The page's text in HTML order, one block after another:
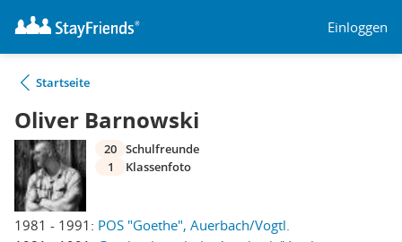
Einloggen
Startseite
Oliver Barnowski
1981 - 1991: POS "Goethe", Auerbach/Vogtl.
20 Schulfreunde
1
Klassenfoto